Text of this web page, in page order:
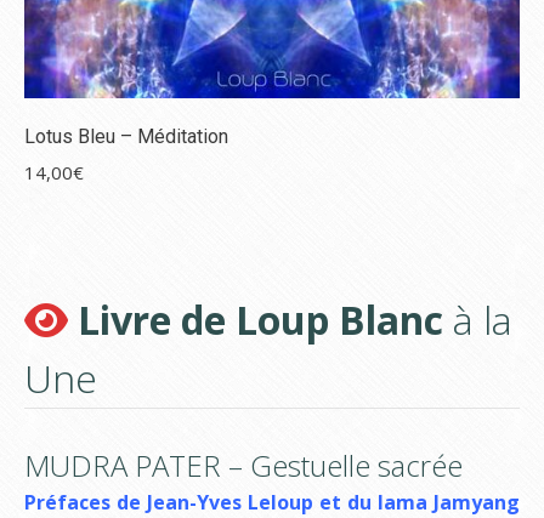
Lotus Bleu – Méditation
14,00€
Livre de Loup Blanc à la
Une
MUDRA PATER – Gestuelle sacrée
Préfaces de Jean-Yves Leloup et du lama Jamyang